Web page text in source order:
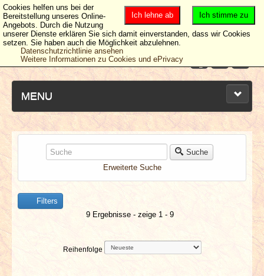
MENU
NEUESTE ARTIKEL
NEWS & DATES
BERICHTE
Suche
Erweiterte Suche
Filters
9 Ergebnisse - zeige 1 - 9
Reihenfolge
Ich stimme zu
Ich lehne ab
Cookies helfen uns bei der
Bereitstellung unseres Online-
Angebots. Durch die Nutzung
unserer Dienste erklären Sie sich damit einverstanden, dass wir Cookies
setzen. Sie haben auch die Möglichkeit abzulehnen.
Datenschutzrichtlinie ansehen
Weitere Informationen zu Cookies und ePrivacy